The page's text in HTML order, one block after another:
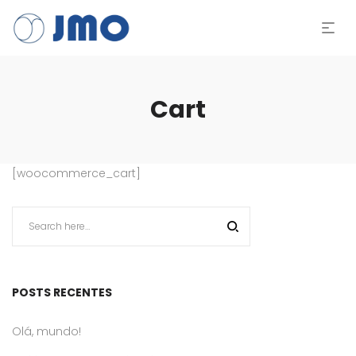
Cart
[woocommerce_cart]
POSTS RECENTES
Olá, mundo!